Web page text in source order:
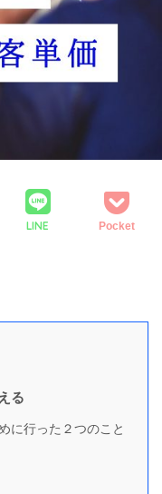
LINE Pocket
る
に行った２つのこと